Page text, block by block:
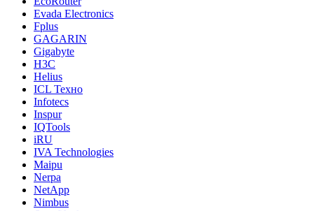
Evada Electronics
Fplus
GAGARIN
Gigabyte
H3C
Helius
ICL Техно
Infotecs
Inspur
IQTools
iRU
IVA Technologies
Maipu
Nerpa
NetApp
Nimbus